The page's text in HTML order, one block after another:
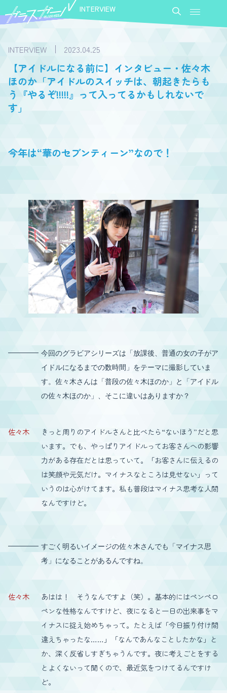
INTERVIEW
INTERVIEW 2023.04.25
【アイドルになる前に】インタビュー・佐々木
ほのか「アイドルのスイッチは、朝起きたらも
う『やるぞ!!!!!』って入ってるかもしれないで
す」
今年は“華のセブンティーン”なので！
今回のグラビアシリーズは「放課後、普通の女の子がア
イドルになるまでの数時間」をテーマに撮影していま
す。佐々木さんは「普段の佐々木ほのか」と「アイドル
の佐々木ほのか」、そこに違いはありますか？
佐々木
きっと周りのアイドルさんと比べたら“ないほう”だと思
います。でも、やっぱりアイドルってお客さんへの影響
力がある存在だとは思っていて。「お客さんに伝えるの
は笑顔や元気だけ。マイナスなところは見せない」って
いうのは心がけてます。私も普段はマイナス思考な人間
なんですけど。
すごく明るいイメージの佐々木さんでも「マイナス思
考」になることがあるんですね。
佐々木
あはは！ そうなんですよ（笑）。基本的にはペンペロ
ペンな性格なんですけど、夜になると一日の出来事をマ
イナスに捉え始めちゃって。たとえば「今日振り付け間
違えちゃったな……」「なんであんなことしたかな」と
か、深く反省しすぎちゃうんです。夜に考えごとをする
とよくないって聞くので、最近気をつけてるんですけ
ど。